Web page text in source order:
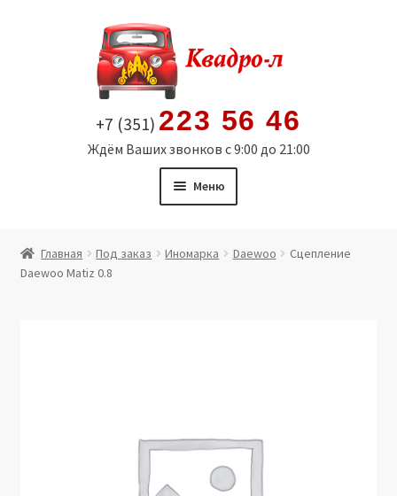
содержимому
+7 (351) 223 56 46
Ждём Ваших звонков с 9:00 до 21:00
Меню
Витрина
Юридические данные
Главная Под заказ Иномарка Daewoo
Сцепление
Daewoo Matiz 0.8